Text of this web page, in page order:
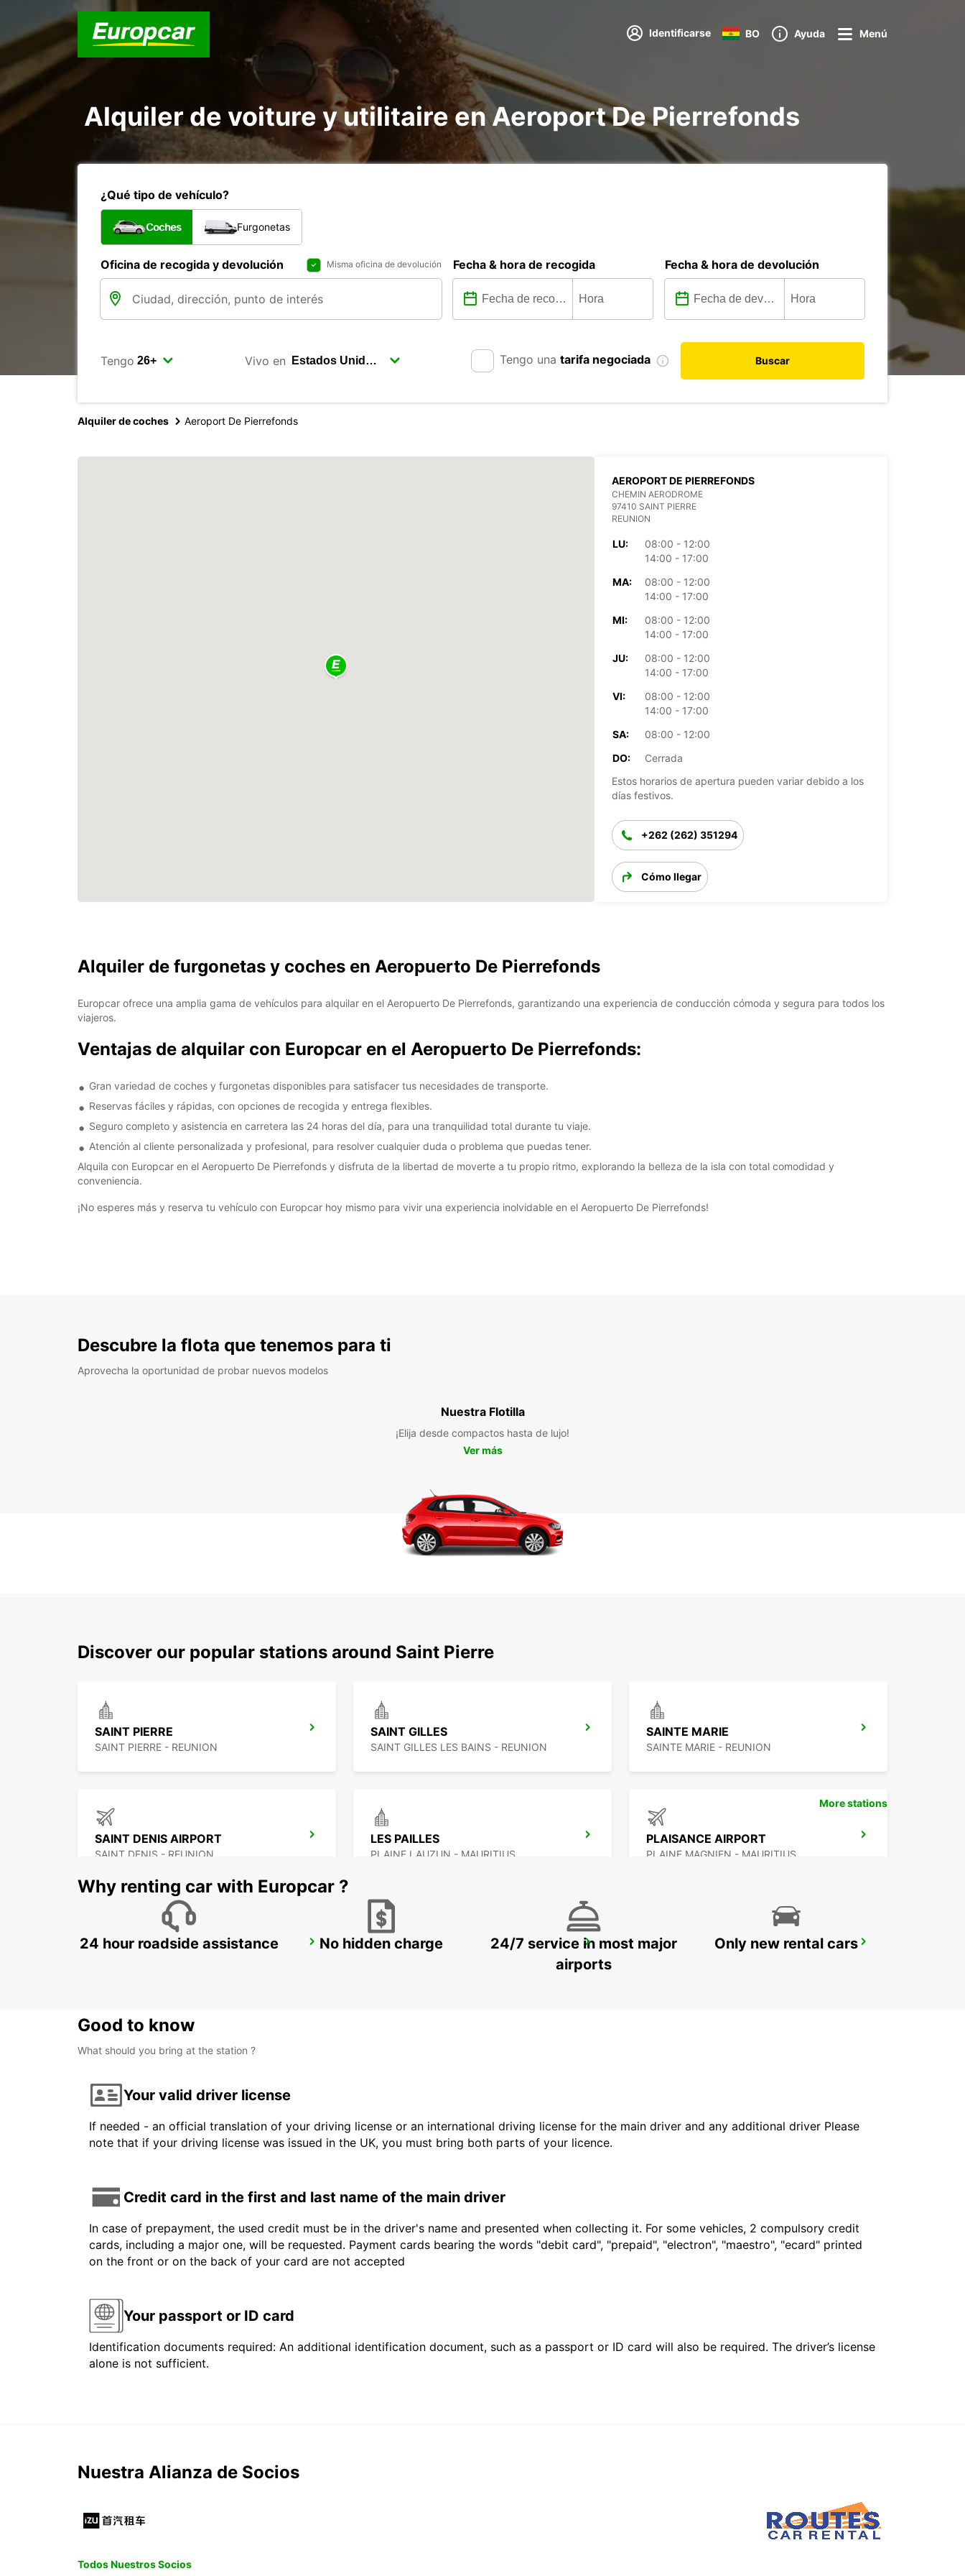
Identificarse BO Ayuda Menú
Alquiler de voiture y utilitaire en Aeroport De Pierrefonds
¿Qué tipo de vehículo?
Coches Furgonetas
Oficina de recogida y devolución Misma oficina de devolución Fecha & hora de recogida Fecha & hora de devolución
Tengo Vivo en Tengo una tarifa negociada Buscar
Alquiler de coches Aeroport De Pierrefonds
AEROPORT DE PIERREFONDS
CHEMIN AERODROME
97410 SAINT PIERRE
REUNION
LU:
08:00 - 12:00
14:00 - 17:00
MA:
08:00 - 12:00
14:00 - 17:00
MI:
08:00 - 12:00
14:00 - 17:00
JU:
08:00 - 12:00
14:00 - 17:00
VI:
08:00 - 12:00
14:00 - 17:00
SA:
08:00 - 12:00
DO:
Cerrada
Estos horarios de apertura pueden variar debido a los
días festivos.
+262 (262) 351294
Cómo llegar
Alquiler de furgonetas y coches en Aeropuerto De Pierrefonds
Europcar ofrece una amplia gama de vehículos para alquilar en el Aeropuerto De Pierrefonds, garantizando una experiencia de conducción cómoda y segura para todos los
viajeros.
Ventajas de alquilar con Europcar en el Aeropuerto De Pierrefonds:
Gran variedad de coches y furgonetas disponibles para satisfacer tus necesidades de transporte.
Reservas fáciles y rápidas, con opciones de recogida y entrega flexibles.
Seguro completo y asistencia en carretera las 24 horas del día, para una tranquilidad total durante tu viaje.
Atención al cliente personalizada y profesional, para resolver cualquier duda o problema que puedas tener.
Alquila con Europcar en el Aeropuerto De Pierrefonds y disfruta de la libertad de moverte a tu propio ritmo, explorando la belleza de la isla con total comodidad y
conveniencia.
¡No esperes más y reserva tu vehículo con Europcar hoy mismo para vivir una experiencia inolvidable en el Aeropuerto De Pierrefonds!
Descubre la flota que tenemos para ti
Aprovecha la oportunidad de probar nuevos modelos
Nuestra Flotilla
¡Elija desde compactos hasta de lujo!
Ver más
Discover our popular stations around Saint Pierre
SAINT PIERRE
SAINT PIERRE - REUNION
SAINT GILLES
SAINT GILLES LES BAINS - REUNION
SAINTE MARIE
SAINTE MARIE - REUNION
SAINT DENIS AIRPORT
SAINT DENIS - REUNION
LES PAILLES
PLAINE LAUZUN - MAURITIUS
PLAISANCE AIRPORT
PLAINE MAGNIEN - MAURITIUS
GRAND BAIE BANDRELE HOTEL SAKOULI DZAOUDZI AIRPORT
More stations
Why renting car with Europcar ?
24 hour roadside assistance No hidden charge
24/7 service in most major
airports
Only new rental cars
Good to know
What should you bring at the station ?
Your valid driver license
If needed - an official translation of your driving license or an international driving license for the main driver and any additional driver Please
note that if your driving license was issued in the UK, you must bring both parts of your licence.
Credit card in the first and last name of the main driver
In case of prepayment, the used credit must be in the driver's name and presented when collecting it. For some vehicles, 2 compulsory credit
cards, including a major one, will be requested. Payment cards bearing the words "debit card", "prepaid", "electron", "maestro", "ecard" printed
on the front or on the back of your card are not accepted
Your passport or ID card
Identification documents required: An additional identification document, such as a passport or ID card will also be required. The driver’s license
alone is not sufficient.
Nuestra Alianza de Socios
Todos Nuestros Socios